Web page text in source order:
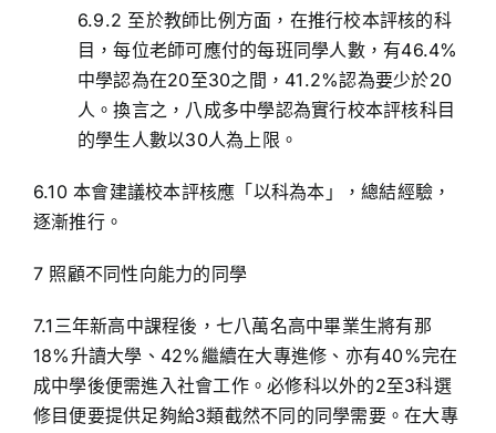
6.9.2 至於教師比例方面，在推行校本評核的科
目，每位老師可應付的每班同學人數，有46.4%
中學認為在20至30之間，41.2%認為要少於20
人。換言之，八成多中學認為實行校本評核科目
的學生人數以30人為上限。
6.10 本會建議校本評核應「以科為本」，總結經驗，
逐漸推行。
7 照顧不同性向能力的同學
7.1三年新高中課程後，七八萬名高中畢業生將有那
18%升讀大學、42%繼續在大專進修、亦有40%完在
成中學後便需進入社會工作。必修科以外的2至3科選
修目便要提供足夠給3類截然不同的同學需要。在大專